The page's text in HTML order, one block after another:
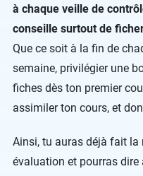
à chaque veille de
conseille surtout de
Que ce soit à la fin de
semaine, privilégier une
fiches dès ton premier
assimiler ton cours, et
Ainsi, tu auras déjà fait
évaluation et pourras dire